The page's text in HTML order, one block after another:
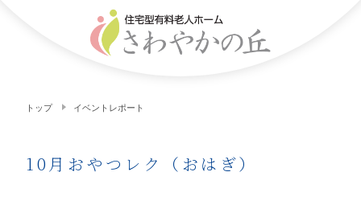
トップ イベントレポート
10月おやつレク（おはぎ）